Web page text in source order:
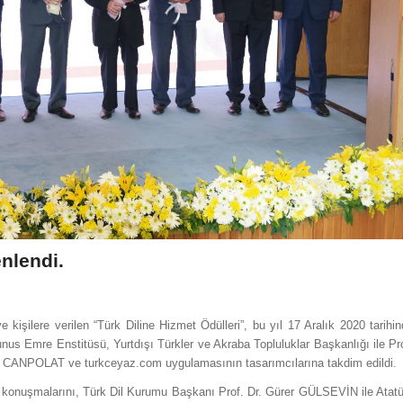
verilen “Türk Diline Hizmet Ödülleri”, bu yıl 17 Aralık 2020
Emre Enstitüsü, Yurtdışı Türkler ve Akraba Topluluklar Başkanlığı ile
ve turkceyaz.com uygulamasının tasarımcılarına takdim edildi.
Türk Dil Kurumu Başkanı Prof. Dr. Gürer GÜLSEVİN ile